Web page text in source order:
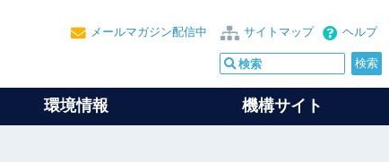
ヘルプ
サイトマップ
メールマガジン配信中
環境情報 機構サイト